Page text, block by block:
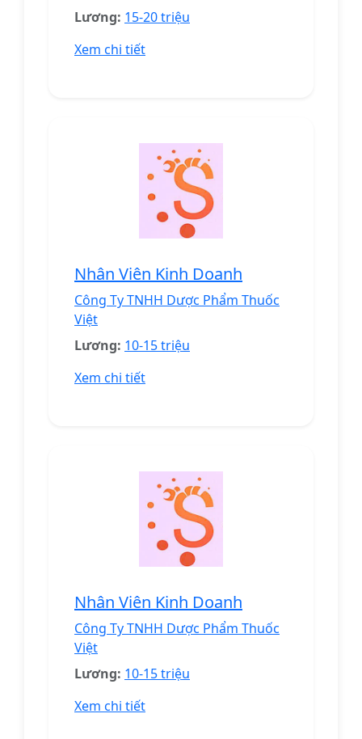
Lương: 15-20 triệu
Xem chi tiết
Nhân Viên Kinh Doanh
Công Ty TNHH Dược Phẩm Thuốc
Việt
Lương: 10-15 triệu
Xem chi tiết
Nhân Viên Kinh Doanh
Công Ty TNHH Dược Phẩm Thuốc
Việt
Lương: 10-15 triệu
Xem chi tiết